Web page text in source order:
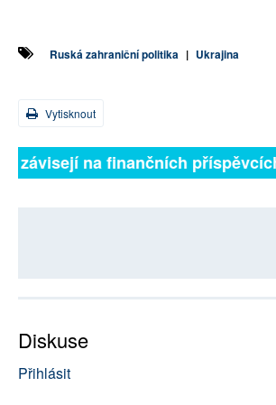
Ruská zahraniční politika | Ukrajina
Vytisknout
závisejí na finančních
Diskuse
Přihlásit